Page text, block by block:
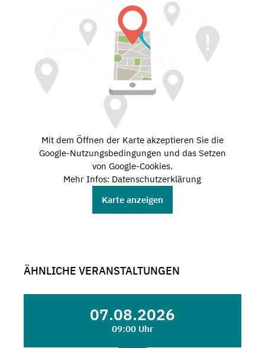
Mit dem Öffnen der Karte akzeptieren Sie die
Google-Nutzungsbedingungen und das Setzen
von Google-Cookies.
Mehr Infos: Datenschutzerklärung
Karte anzeigen
ÄHNLICHE VERANSTALTUNGEN
07.08.2026
09:00 Uhr